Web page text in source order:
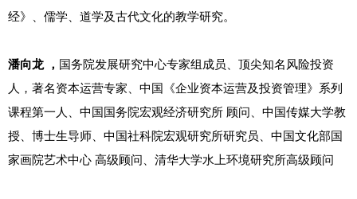
经》、儒学、道学及古代文化的教学研究。
潘向龙 ， 国务院发展研究中心专家组成员、顶尖知名风险投资
人，著名资本运营专家、中国《企业资本运营及投资管理》系列
课程第一人、中国国务院宏观经济研究所 顾问、中国传媒大学教
授、博士生导师、中国社科院宏观研究所研究员、中国文化部国
家画院艺术中心 高级顾问、清华大学水上环境研究所高级顾问